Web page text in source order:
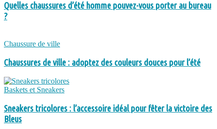
Quelles chaussures d’été homme pouvez-vous porter au bureau
?
Chaussure de ville
Chaussures de ville : adoptez des couleurs douces pour l’été
Baskets et Sneakers
Sneakers tricolores : l’accessoire idéal pour fêter la victoire des
Bleus